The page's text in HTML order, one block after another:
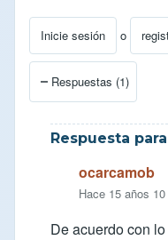
Inicie sesión o
Respuestas (1)
Respuesta
ocarcamob
Hace 15 años
De acuerdo con